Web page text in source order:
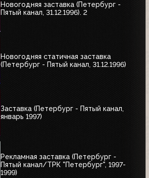
Новогодняя заставка (Петербург -
Пятый канал, 31.12.1996). 2
Новогодняя статичная заставка
(Петербург - Пятый канал, 31.12.1996)
Заставка (Петербург - Пятый канал,
январь 1997)
Рекламная заставка (Петербург -
Пятый канал/ТРК "Петербург", 1997-
1999)